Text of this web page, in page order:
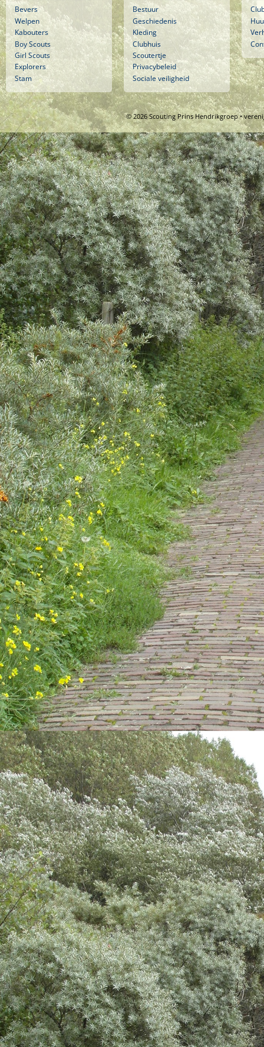
Bevers
Welpen
Kabouters
Boy Scouts
Girl Scouts
Explorers
Stam
Bestuur
Geschiedenis
Kleding
Clubhuis
Scoutertje
Privacybeleid
Sociale veiligheid
© 2026 Scouting Prins Hendrikgroep •